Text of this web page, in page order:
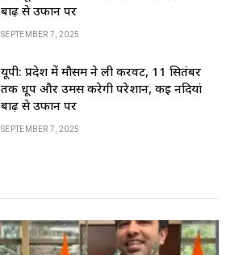
बाढ़ से उफान पर
SEPTEMBER 7, 2025
यूपी: प्रदेश में मौसम ने ली करवट, 11 सितंबर
तक धूप और उमस करेगी परेशान, कई नदियां
बाढ़ से उफान पर
SEPTEMBER 7, 2025